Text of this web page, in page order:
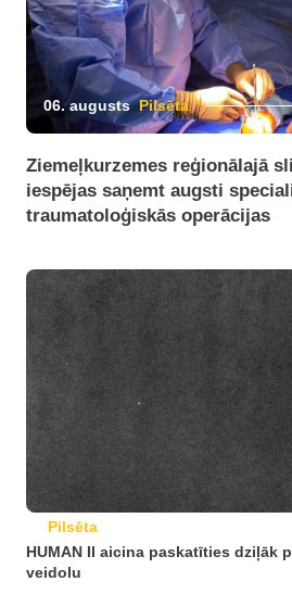
06. augusts Pilsēta
Ziemeļkurzemes reģionālajā
iespējas saņemt augsti
traumatoloģiskās operācijas
Pilsēta
HUMAN II aicina paskatīties dziļāk
veidolu